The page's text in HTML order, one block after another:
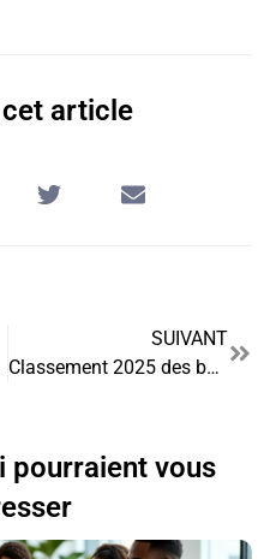
article
SUIVANT
Classement 2025 des banques les plus avantageuses pour les professionnels
pourraient vous